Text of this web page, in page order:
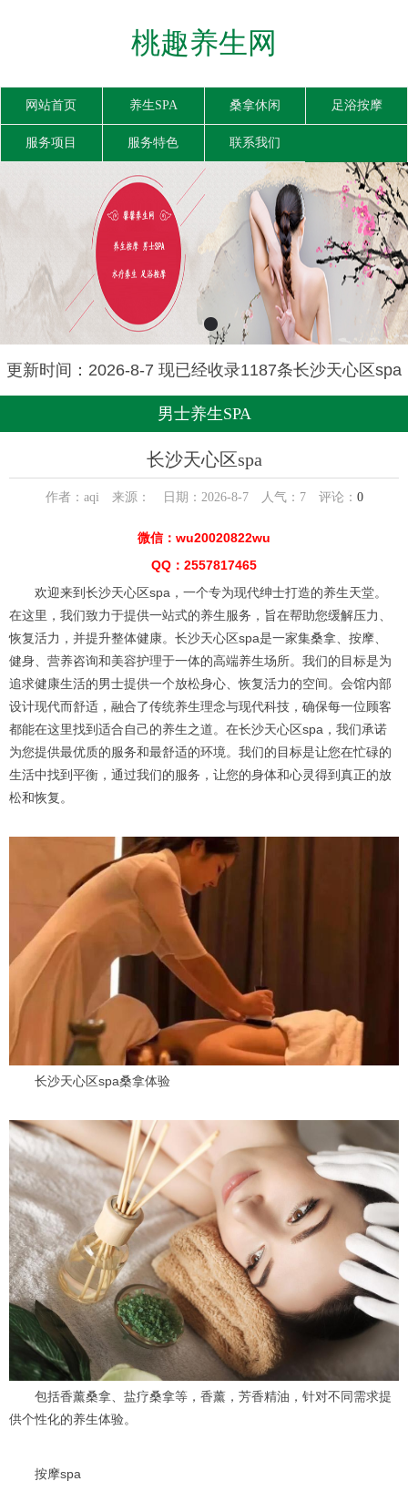
桃趣养生网
网站首页 养生SPA 桑拿休闲 足浴按摩
服务项目 服务特色 联系我们
更新时间：2026-8-7 现已经收录1187条长沙天心区spa
信息
男士养生SPA
长沙天心区spa
作者：aqi 来源： 日期：2026-8-7 人气： 7评论： 0
微信：wu20020822wu
QQ：2557817465
欢迎来到长沙天心区spa，一个专为现代绅士打造的养生天堂。
在这里，我们致力于提供一站式的养生服务，旨在帮助您缓解压力、
恢复活力，并提升整体健康。长沙天心区spa是一家集桑拿、按摩、
健身、营养咨询和美容护理于一体的高端养生场所。我们的目标是为
追求健康生活的男士提供一个放松身心、恢复活力的空间。会馆内部
设计现代而舒适，融合了传统养生理念与现代科技，确保每一位顾客
都能在这里找到适合自己的养生之道。在长沙天心区spa，我们承诺
为您提供最优质的服务和最舒适的环境。我们的目标是让您在忙碌的
生活中找到平衡，通过我们的服务，让您的身体和心灵得到真正的放
松和恢复。
长沙天心区spa桑拿体验
包括香薰桑拿、盐疗桑拿等，香薰，芳香精油，针对不同需求提
供个性化的养生体验。
按摩spa